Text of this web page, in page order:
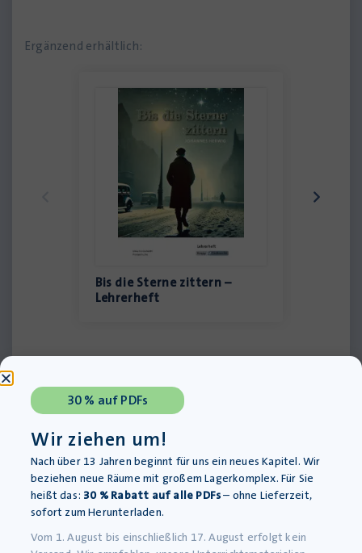
Ergänzend erhältlich:
Bis die Sterne zittern –
Lehrerheft
Keine Autoren gefunden.
30 % auf PDFs
Wir ziehen um!
Nach über 13 Jahren beginnt für uns ein neues Kapitel. Wir
beziehen neue Räume mit großem Lagerkomplex. Für Sie
heißt das: 30 % Rabatt auf alle PDFs– ohne Lieferzeit,
sofort zum Herunterladen.
Vom 1. August bis einschließlich 17. August erfolgt kein